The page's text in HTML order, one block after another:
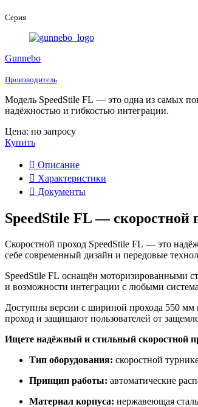
Серия
Gunnebo
Производитель
Модель SpeedStile FL — это одна из самых
надёжностью и гибкостью интеграции.
Цена: по запросу
Купить
Описание
Характеристики
Документы
SpeedStile FL — скоростной
Скоростной проход SpeedStile FL — это
себе современный дизайн и передовые
SpeedStile FL оснащён моторизированными
и возможности интеграции с любыми
Доступны версии с шириной прохода 550 мм
проход и защищают пользователей от
Ищете надёжный и стильный скоростной
Тип оборудования: скоростной
Принцип работы: автоматические
Материал корпуса: нержавеющая